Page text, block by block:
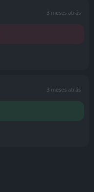
3 meses atrás
3 meses atrás